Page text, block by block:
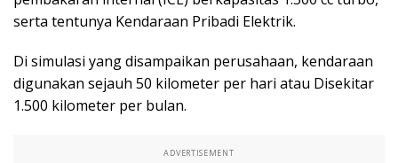
serta tentunya Kendaraan Pribadi Elektrik.
Di simulasi yang disampaikan perusahaan, kendaraan
digunakan sejauh 50 kilometer per hari atau Disekitar
1.500 kilometer per bulan.
ADVERTISEMENT